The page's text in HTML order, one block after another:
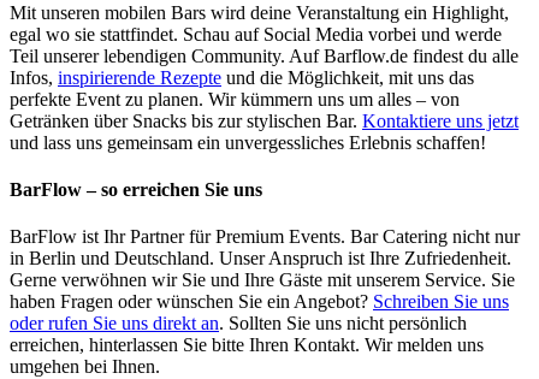
Mit unseren mobilen Bars wird deine Veranstaltung ein Highlight,
egal wo sie stattfindet. Schau auf Social Media vorbei und werde
Teil unserer lebendigen Community. Auf Barflow.de findest du alle
Infos, inspirierende Rezepte und die Möglichkeit, mit uns das
perfekte Event zu planen. Wir kümmern uns um alles – von
Getränken über Snacks bis zur stylischen Bar. Kontaktiere uns jetzt
und lass uns gemeinsam ein unvergessliches Erlebnis schaffen!
BarFlow – so erreichen Sie uns
BarFlow ist Ihr Partner für Premium Events. Bar Catering nicht nur
in Berlin und Deutschland. Unser Anspruch ist Ihre Zufriedenheit.
Gerne verwöhnen wir Sie und Ihre Gäste mit unserem Service. Sie
haben Fragen oder wünschen Sie ein Angebot? Schreiben Sie uns
oder rufen Sie uns direkt an. Sollten Sie uns nicht persönlich
erreichen, hinterlassen Sie bitte Ihren Kontakt. Wir melden uns
umgehen bei Ihnen.